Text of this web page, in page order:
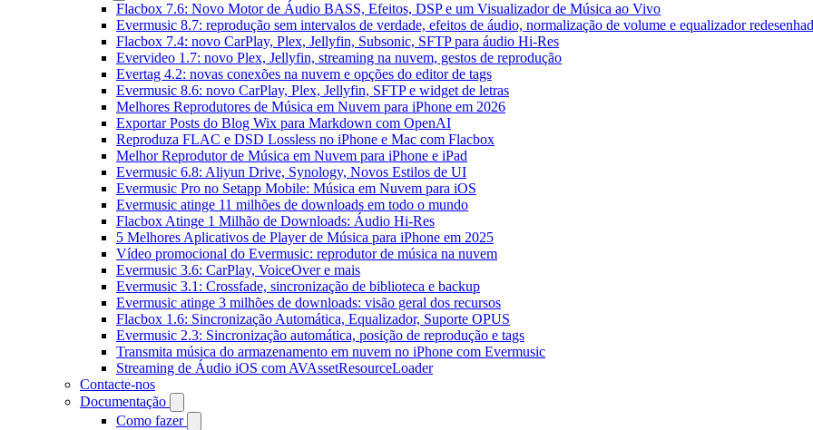
Flacbox 7.6: Novo Motor de Áudio BASS, Efeitos, DSP e um Visualizador de Música ao Vivo
Evermusic 8.7: reprodução sem intervalos de verdade, efeitos de áudio, normalização de volume e equalizador
Flacbox 7.4: novo CarPlay, Plex, Jellyfin, Subsonic, SFTP para áudio Hi-Res
Evervideo 1.7: novo Plex, Jellyfin, streaming na nuvem, gestos de reprodução
Evertag 4.2: novas conexões na nuvem e opções do editor de tags
Evermusic 8.6: novo CarPlay, Plex, Jellyfin, SFTP e widget de letras
Melhores Reprodutores de Música em Nuvem para iPhone em 2026
Exportar Posts do Blog Wix para Markdown com OpenAI
Reproduza FLAC e DSD Lossless no iPhone e Mac com Flacbox
Melhor Reprodutor de Música em Nuvem para iPhone e iPad
Evermusic 6.8: Aliyun Drive, Synology, Novos Estilos de UI
Evermusic Pro no Setapp Mobile: Música em Nuvem para iOS
Evermusic atinge 11 milhões de downloads em todo o mundo
Flacbox Atinge 1 Milhão de Downloads: Áudio Hi-Res
5 Melhores Aplicativos de Player de Música para iPhone em 2025
Vídeo promocional do Evermusic: reprodutor de música na nuvem
Evermusic 3.6: CarPlay, VoiceOver e mais
Evermusic 3.1: Crossfade, sincronização de biblioteca e backup
Evermusic atinge 3 milhões de downloads: visão geral dos recursos
Flacbox 1.6: Sincronização Automática, Equalizador, Suporte OPUS
Evermusic 2.3: Sincronização automática, posição de reprodução e tags
Transmita música do armazenamento em nuvem no iPhone com Evermusic
Streaming de Áudio iOS com AVAssetResourceLoader
Contacte-nos
Documentação
Como fazer